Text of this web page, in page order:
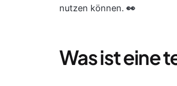
nutzen können. 👀
Was ist eine